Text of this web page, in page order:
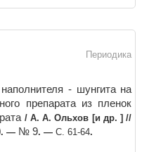
Периодика
- шунгита на
препарата из пленок
/ А. А. Ольхов [и др. ] //
. — № 9. —С. 61-64.